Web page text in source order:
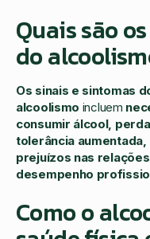
Quais são
do
Os sinais e sintomas
alcoolismo incluem
consumir álcool,
tolerância
prejuízos nas
desempenho
Como o